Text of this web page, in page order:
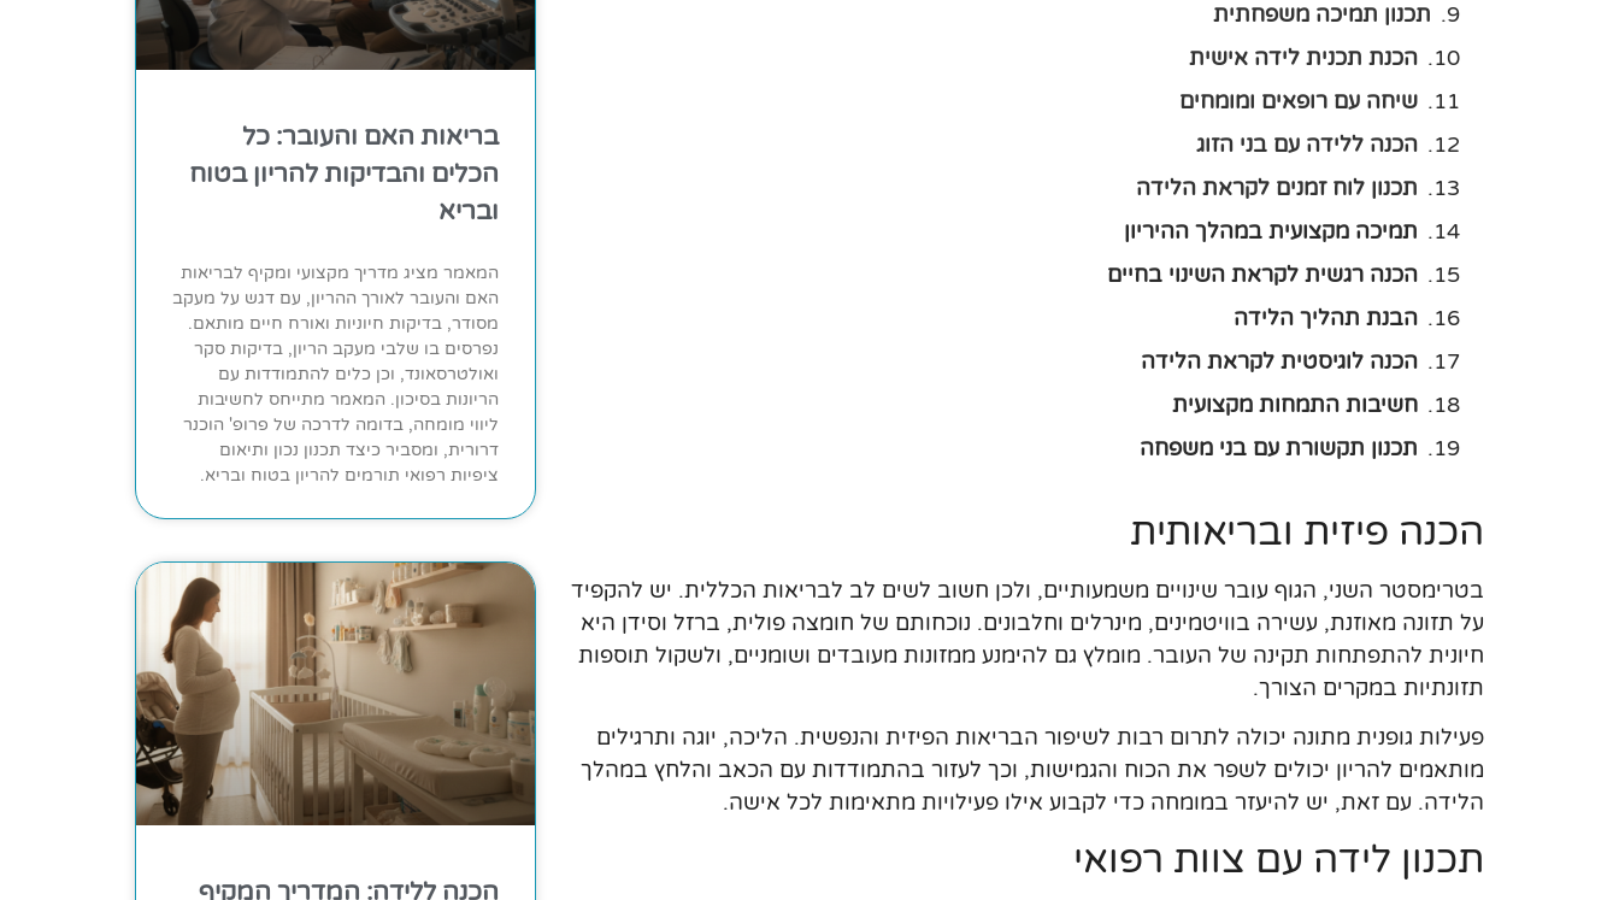
תכנון תמיכה משפחתית
הכנת תכנית לידה אישית
שיחה עם רופאים ומומחים
הכנה ללידה עם בני הזוג
תכנון לוח זמנים לקראת הלידה
תמיכה מקצועית במהלך ההיריון
הכנה רגשית לקראת השינוי בחיים
הבנת תהליך הלידה
הכנה לוגיסטית לקראת הלידה
חשיבות התמחות מקצועית
תכנון תקשורת עם בני משפחה
הכנה פיזית ובריאותית
בטרימסטר השני, הגוף עובר שינויים משמעותיים, ולכן חשוב לשים לב לבריאות הכללית. יש להקפיד
על תזונה מאוזנת, עשירה בוויטמינים, מינרלים וחלבונים. נוכחותם של חומצה פולית, ברזל וסידן היא
חיונית להתפתחות תקינה של העובר. מומלץ גם להימנע ממזונות מעובדים ושומניים, ולשקול תוספות
תזונתיות במקרים הצורך.
פעילות גופנית מתונה יכולה לתרום רבות לשיפור הבריאות הפיזית והנפשית. הליכה, יוגה ותרגילים
מותאמים להריון יכולים לשפר את הכוח והגמישות, וכך לעזור בהתמודדות עם הכאב והלחץ במהלך
הלידה. עם זאת, יש להיעזר במומחה כדי לקבוע אילו פעילויות מתאימות לכל אישה.
תכנון לידה עם צוות רפואי
בריאות האם והעובר: כל
הכלים והבדיקות להריון בטוח
ובריא
המאמר מציג מדריך מקצועי ומקיף לבריאות
האם והעובר לאורך ההריון, עם דגש על מעקב
מסודר, בדיקות חיוניות ואורח חיים מותאם.
נפרסים בו שלבי מעקב הריון, בדיקות סקר
ואולטרסאונד, וכן כלים להתמודדות עם
הריונות בסיכון. המאמר מתייחס לחשיבות
ליווי מומחה, בדומה לדרכה של פרופ' הוכנר
דרורית, ומסביר כיצד תכנון נכון ותיאום
ציפיות רפואי תורמים להריון בטוח ובריא.
הכנה ללידה: המדריך המקיף